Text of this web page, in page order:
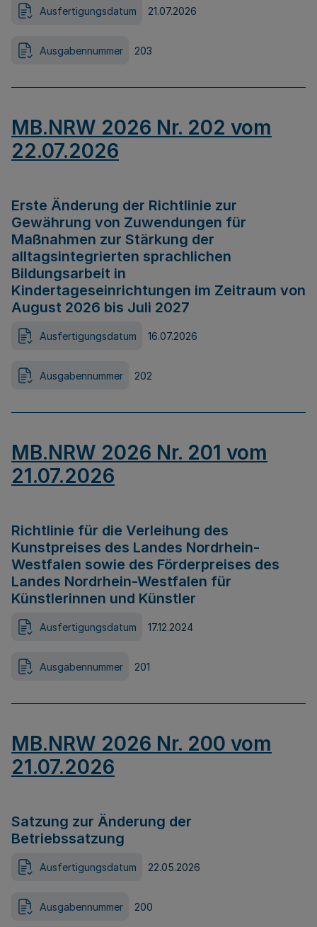
Ausfertigungsdatum 21.07.2026
Ausgabennummer 203
MB.NRW 2026 Nr. 202 vom
22.07.2026
Erste Änderung der Richtlinie zur
Gewährung von Zuwendungen für
Maßnahmen zur Stärkung der
alltagsintegrierten sprachlichen
Bildungsarbeit in
Kindertageseinrichtungen im Zeitraum von
August 2026 bis Juli 2027
Ausfertigungsdatum 16.07.2026
Ausgabennummer 202
MB.NRW 2026 Nr. 201 vom
21.07.2026
Richtlinie für die Verleihung des
Kunstpreises des Landes Nordrhein-
Westfalen sowie des Förderpreises des
Landes Nordrhein-Westfalen für
Künstlerinnen und Künstler
Ausfertigungsdatum 17.12.2024
Ausgabennummer 201
MB.NRW 2026 Nr. 200 vom
21.07.2026
Satzung zur Änderung der
Betriebssatzung
Ausfertigungsdatum 22.05.2026
Ausgabennummer 200